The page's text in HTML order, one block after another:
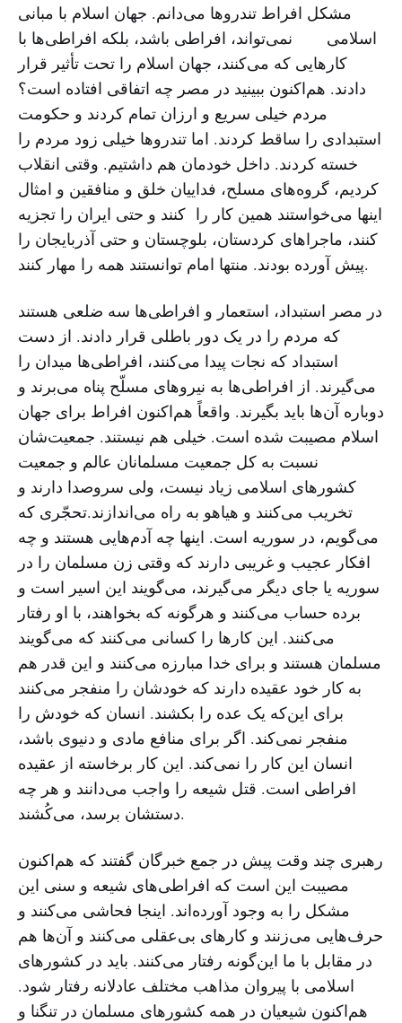
مشکل افراط تندروها می‌دانم. جهان اسلام با مبانی
اسلامی نمی‌تواند، افراطی باشد، بلکه افراطی‌ها با
کارهایی که می‌کنند، جهان اسلام را تحت تأثیر قرار
دادند. هم‌اکنون ببینید در مصر چه اتفاقی افتاده است؟
مردم خیلی سریع و ارزان تمام کردند و حکومت
استبدادی را ساقط کردند. اما تندروها خیلی زود مردم را
خسته کردند. داخل خودمان هم داشتیم. وقتی انقلاب
کردیم، گروه‌های مسلح، فداییان خلق و منافقین و امثال
اینها می‌خواستند همین کار را کنند و حتی ایران را تجزیه
کنند، ماجراهای کردستان، بلوچستان و حتی آذربایجان را
پیش آورده بودند. منتها امام توانستند همه را مهار کنند.
در مصر استبداد، استعمار و افراطی‌ها سه ضلعی هستند
که مردم را در یک دور باطلی قرار دادند. از دست
استبداد که نجات پیدا می‌کنند، افراطی‌ها میدان را
می‌گیرند. از افراطی‌ها به نیروهای مسلّح پناه می‌برند و
دوباره آن‌ها باید بگیرند. واقعاً هم‌اکنون افراط برای جهان
اسلام مصیبت شده است. خیلی هم نیستند. جمعیت‌شان
نسبت به کل جمعیت مسلمانان عالم و جمعیت
کشورهای اسلامی زیاد نیست، ولی سروصدا دارند و
تخریب می‌کنند و هیاهو به راه می‌اندازند.تحجّری که
می‌گویم، در سوریه است. اینها چه آدم‌هایی هستند و چه
افکار عجیب و غریبی دارند که وقتی زن مسلمان را در
سوریه یا جای دیگر می‌گیرند، می‌گویند این اسیر است و
برده حساب می‌کنند و هرگونه که بخواهند، با او رفتار
می‌کنند. این کارها را کسانی می‌کنند که می‌گویند
مسلمان هستند و برای خدا مبارزه می‌کنند و این قدر هم
به کار خود عقیده دارند که خودشان را منفجر می‌کنند
برای این‌که یک عده را بکشند. انسان که خودش را
منفجر نمی‌کند. اگر برای منافع مادی و دنیوی باشد،
انسان این کار را نمی‌کند. این کار برخاسته از عقیده
افراطی است. قتل شیعه را واجب می‌دانند و هر چه
دستشان برسد، می‌کُشند.
رهبری چند وقت پیش در جمع خبرگان گفتند که هم‌اکنون
مصیبت این است که افراطی‌های شیعه و سنی این
مشکل را به وجود آورده‌اند. اینجا فحاشی می‌کنند و
حرف‌هایی می‌زنند و کارهای بی‌عقلی می‌کنند و آن‌ها هم
در مقابل با ما این‌گونه رفتار می‌کنند. باید در کشورهای
اسلامی با پیروان مذاهب مختلف عادلانه رفتار شود.
هم‌اکنون شیعیان در همه کشورهای مسلمان در تنگنا و